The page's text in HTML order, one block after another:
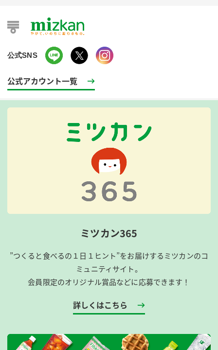
公式SNS
公式アカウント一覧
ミツカン365
”つくると食べるの１日１ヒント”をお届けするミツカンのコ
ミュニティサイト。
会員限定のオリジナル賞品などに応募できます！
詳しくはこちら